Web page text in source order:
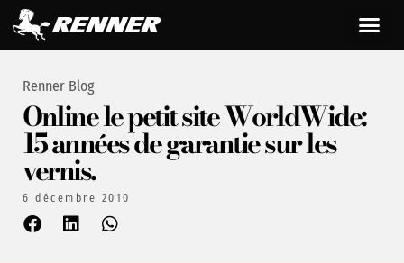
Renner Blog
Online le petit site WorldWide:
15 années de garantie sur les
vernis.
6 décembre 2010